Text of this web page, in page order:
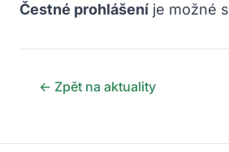
Čestné prohlášení je možné
← Zpět na aktuality